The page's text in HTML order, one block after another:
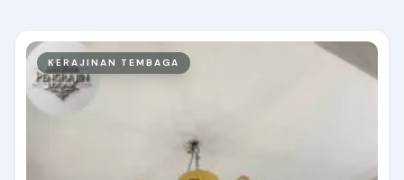
KERAJINAN TEMBAGA